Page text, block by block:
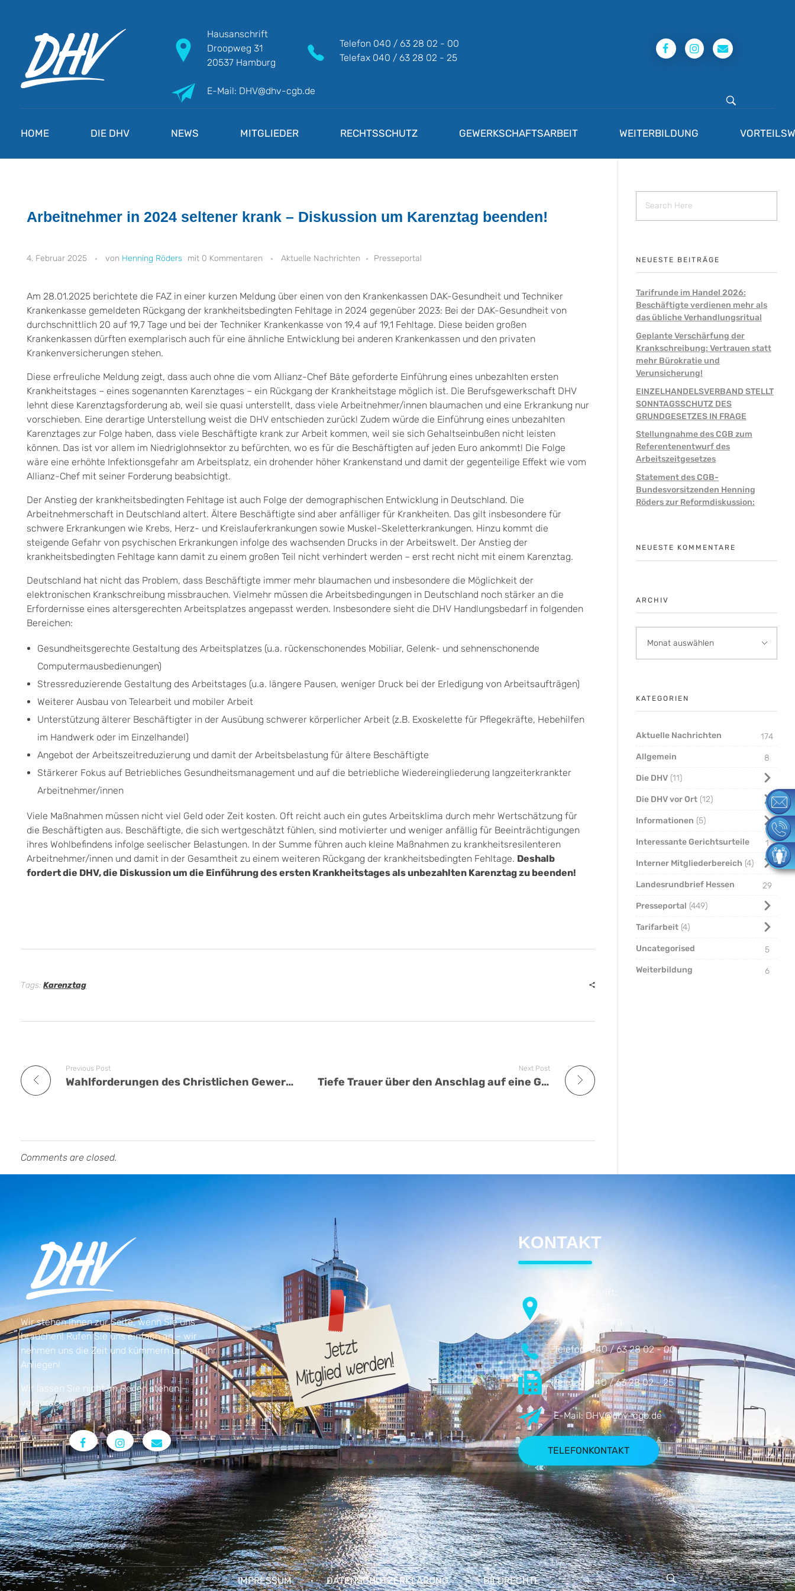
Hausanschrift
Droopweg 31
20537 Hamburg
Telefon 040 / 63 28 02 - 00
Telefax 040 / 63 28 02 - 25
E-Mail: DHV@dhv-cgb.de
HOME DIE DHV NEWS MITGLIEDER RECHTSSCHUTZ GEWERKSCHAFTSARBEIT WEITERBILDUNG
Arbeitnehmer in 2024 seltener krank – Diskussion um Karenztag beenden!
4. Februar 2025 Henning Röders 0 Kommentaren Aktuelle Nachrichten Presseportal
Am 28.01.2025 berichtete die FAZ in einer kurzen Meldung über einen von den Krankenkassen DAK-Gesundheit und Techniker
Krankenkasse gemeldeten Rückgang der krankheitsbedingten Fehltage in 2024 gegenüber 2023: Bei der DAK-Gesundheit von
durchschnittlich 20 auf 19,7 Tage und bei der Techniker Krankenkasse von 19,4 auf 19,1 Fehltage. Diese beiden großen
Krankenkassen dürften exemplarisch auch für eine ähnliche Entwicklung bei anderen Krankenkassen und den privaten
Krankenversicherungen stehen.
Diese erfreuliche Meldung zeigt, dass auch ohne die vom Allianz-Chef Bäte geforderte Einführung eines unbezahlten ersten
Krankheitstages – eines sogenannten Karenztages – ein Rückgang der Krankheitstage möglich ist. Die Berufsgewerkschaft DHV
lehnt diese Karenztagsforderung ab, weil sie quasi unterstellt, dass viele Arbeitnehmer/innen blaumachen und eine Erkrankung nur
vorschieben. Eine derartige Unterstellung weist die DHV entschieden zurück! Zudem würde die Einführung eines unbezahlten
Karenztages zur Folge haben, dass viele Beschäftigte krank zur Arbeit kommen, weil sie sich Gehaltseinbußen nicht leisten
können. Das ist vor allem im Niedriglohnsektor zu befürchten, wo es für die Beschäftigten auf jeden Euro ankommt! Die Folge
wäre eine erhöhte Infektionsgefahr am Arbeitsplatz, ein drohender höher Krankenstand und damit der gegenteilige Effekt wie vom
Allianz-Chef mit seiner Forderung beabsichtigt.
Der Anstieg der krankheitsbedingten Fehltage ist auch Folge der demographischen Entwicklung in Deutschland. Die
Arbeitnehmerschaft in Deutschland altert. Ältere Beschäftigte sind aber anfälliger für Krankheiten. Das gilt insbesondere für
schwere Erkrankungen wie Krebs, Herz- und Kreislauferkrankungen sowie Muskel-Skeletterkrankungen. Hinzu kommt die
steigende Gefahr von psychischen Erkrankungen infolge des wachsenden Drucks in der Arbeitswelt. Der Anstieg der
krankheitsbedingten Fehltage kann damit zu einem großen Teil nicht verhindert werden – erst recht nicht mit einem Karenztag.
Deutschland hat nicht das Problem, dass Beschäftigte immer mehr blaumachen und insbesondere die Möglichkeit der
elektronischen Krankschreibung missbrauchen. Vielmehr müssen die Arbeitsbedingungen in Deutschland noch stärker an die
Erfordernisse eines altersgerechten Arbeitsplatzes angepasst werden. Insbesondere sieht die DHV Handlungsbedarf in folgenden
Bereichen:
Gesundheitsgerechte Gestaltung des Arbeitsplatzes (u.a. rückenschonendes Mobiliar, Gelenk- und sehnenschonende
Computermausbedienungen)
Stressreduzierende Gestaltung des Arbeitstages (u.a. längere Pausen, weniger Druck bei der Erledigung von Arbeitsaufträgen)
Weiterer Ausbau von Telearbeit und mobiler Arbeit
Unterstützung älterer Beschäftigter in der Ausübung schwerer körperlicher Arbeit (z.B. Exoskelette für Pflegekräfte, Hebehilfen
im Handwerk oder im Einzelhandel)
Angebot der Arbeitszeitreduzierung und damit der Arbeitsbelastung für ältere Beschäftigte
Stärkerer Fokus auf Betriebliches Gesundheitsmanagement und auf die betriebliche Wiedereingliederung langzeiterkrankter
Arbeitnehmer/innen
Viele Maßnahmen müssen nicht viel Geld oder Zeit kosten. Oft reicht auch ein gutes Arbeitsklima durch mehr Wertschätzung für
die Beschäftigten aus. Beschäftigte, die sich wertgeschätzt fühlen, sind motivierter und weniger anfällig für Beeinträchtigungen
ihres Wohlbefindens infolge seelischer Belastungen. In der Summe führen auch kleine Maßnahmen zu krankheitsresilenteren
Arbeitnehmer/innen und damit in der Gesamtheit zu einem weiteren Rückgang der krankheitsbedingten Fehltage. Deshalb
fordert die DHV, die Diskussion um die Einführung des ersten Krankheitstages als unbezahlten Karenztag zu beenden!
Tags: Karenztag
Previous Post
Wahlforderungen des Christlichen Gewerkschaftsbunds Deutschlands zur Bundestagswahl 2025
Next Post
Tiefe Trauer über den Anschlag auf eine Gewerkschaftskundgebung in München
Comments are closed.
NEUESTE BEITRÄGE
Tarifrunde im Handel 2026:
Beschäftigte verdienen mehr als
das übliche Verhandlungsritual
Geplante Verschärfung der
Krankschreibung: Vertrauen statt
mehr Bürokratie und
Verunsicherung!
EINZELHANDELSVERBAND STELLT
SONNTAGSSCHUTZ DES
GRUNDGESETZES IN FRAGE
Stellungnahme des CGB zum
Referentenentwurf des
Arbeitszeitgesetzes
Statement des CGB-
Bundesvorsitzenden Henning
Röders zur Reformdiskussion:
NEUESTE KOMMENTARE
ARCHIV
KATEGORIEN
Aktuelle Nachrichten
174
Allgemein
8
Die DHV 11
Die DHV vor Ort 12
Informationen 5
Interessante Gerichtsurteile
1
Interner Mitgliederbereich 4
Landesrundbrief Hessen
29
Presseportal 449
Tarifarbeit 4
Uncategorised
5
Weiterbildung
6
Wir stehen Ihnen zur Seite, wenn Sie uns
brauchen! Rufen Sie uns einfach an – wir
nehmen uns die Zeit und kümmern uns um Ihr
Anliegen!
Wir lassen Sie nicht im Regen stehen –
versprochen!
KONTAKT
20537 Hamburg
Telefon:040 / 63 28 02 - 00
Telefax: 040 / 63 28 02 - 25
E-Mail:DHV@dhv-cgb.de
TELEFONKONTAKT
IMPRESSUM DATENSCHUTZERKLÄRUNG BILDRECHTE